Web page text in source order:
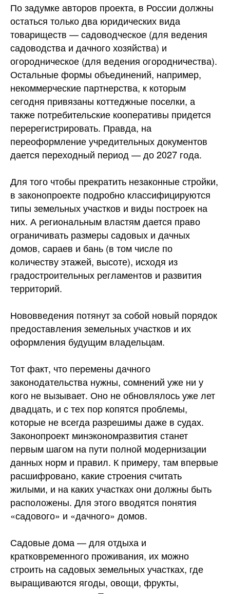
По задумке авторов проекта, в России должны
остаться только два юридических вида
товариществ — садоводческое (для ведения
садоводства и дачного хозяйства) и
огородническое (для ведения огородничества).
Остальные формы объединений, например,
некоммерческие партнерства, к которым
сегодня привязаны коттеджные поселки, а
также потребительские кооперативы придется
перерегистрировать. Правда, на
переоформление учредительных документов
дается переходный период — до 2027 года.
Для того чтобы прекратить незаконные стройки,
в законопроекте подробно классифицируются
типы земельных участков и виды построек на
них. А региональным властям дается право
ограничивать размеры садовых и дачных
домов, сараев и бань (в том числе по
количеству этажей, высоте), исходя из
градостроительных регламентов и развития
территорий.
Нововведения потянут за собой новый порядок
предоставления земельных участков и их
оформления будущим владельцам.
Тот факт, что перемены дачного
законодательства нужны, сомнений уже ни у
кого не вызывает. Оно не обновлялось уже лет
двадцать, и с тех пор копятся проблемы,
которые не всегда разрешимы даже в судах.
Законопроект минэкономразвития станет
первым шагом на пути полной модернизации
данных норм и правил. К примеру, там впервые
расшифровано, какие строения считать
жилыми, и на каких участках они должны быть
расположены. Для этого вводятся понятия
«садового» и «дачного» домов.
Садовые дома — для отдыха и
кратковременного проживания, их можно
строить на садовых земельных участках, где
выращиваются ягоды, овощи, фрукты,